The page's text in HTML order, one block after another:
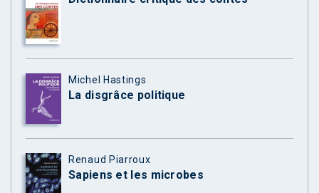
Michel Hastings
La disgrâce politique
Renaud Piarroux
Sapiens et les microbes